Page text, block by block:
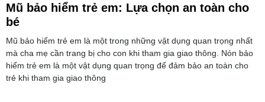
Mũ bảo hiểm trẻ em: Lựa chọn an toàn cho
bé
Mũ bảo hiểm trẻ em là một trong những vật dụng quan trọng nhất
mà cha mẹ cần trang bị cho con khi tham gia giao thông. Nón bảo
hiểm trẻ em là một vật dụng quan trọng để đảm bảo an toàn cho
trẻ khi tham gia giao thông